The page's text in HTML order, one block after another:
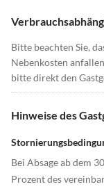
Bitte beachten Sie,
Nebenkosten
bitte direkt den
Hinweise des
Bei Absage ab dem
Prozent des